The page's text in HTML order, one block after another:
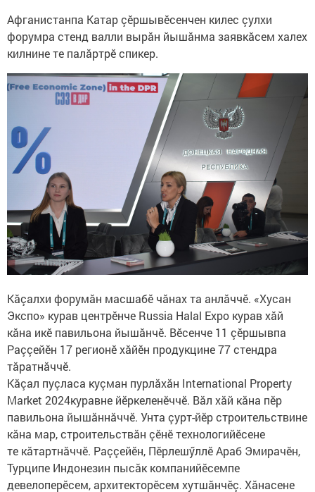
Афганистанпа Катар çӗршывӗсенчен килес çулхи
форумра стенд валли вырăн йышăнма заявкăсем халех
килнине те палăртрӗ спикер.
Кăçалхи форумăн масшабӗ чăнах та анлăччӗ. «Хусан
Экспо» курав центрӗнче Russia Halal Expo курав хăй
кăна икӗ павильона йышăнчӗ. Вӗсенче 11 çӗршывпа
Раççейӗн 17 регионӗ хăйӗн продукцине 77 стендра
тăратнăччӗ.
Кăçал пуçласа куçман пурлăхăн International Property
Market 2024куравне йӗркеленӗччӗ. Вăл хăй кăна пӗр
павильона йышăннăччӗ. Унта çурт-йӗр строительствине
кăна мар, строительствăн çӗнӗ технологийӗсене
те кăтартнăччӗ. Раççейӗн, Пӗрлешӳллӗ Араб Эмирачӗн,
Турципе Индонезин пысăк компанийӗсемпе
девелоперӗсем, архитекторӗсем хутшăнчӗç. Хăнасене